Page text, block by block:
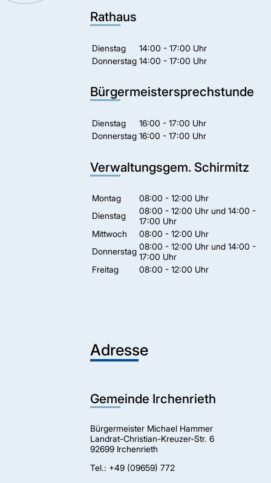
Rathaus
Dienstag
14:00 - 17:00 Uhr
Donnerstag 14:00 - 17:00 Uhr
Bürgermeistersprechstunde
Dienstag
16:00 - 17:00 Uhr
Donnerstag 16:00 - 17:00 Uhr
Verwaltungsgem. Schirmitz
Montag
08:00 - 12:00 Uhr
Dienstag
08:00 - 12:00 Uhr und 14:00 -
17:00 Uhr
Mittwoch
08:00 - 12:00 Uhr
Donnerstag 08:00 - 12:00 Uhr und 14:00 -
17:00 Uhr
Freitag
08:00 - 12:00 Uhr
Adresse
Gemeinde Irchenrieth
Bürgermeister Michael Hammer
Landrat-Christian-Kreuzer-Str. 6
92699 Irchenrieth
Tel.: +49 (09659) 772